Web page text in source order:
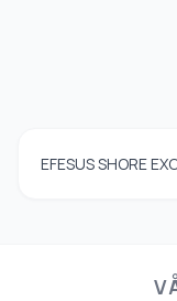
EFESUS SHORE